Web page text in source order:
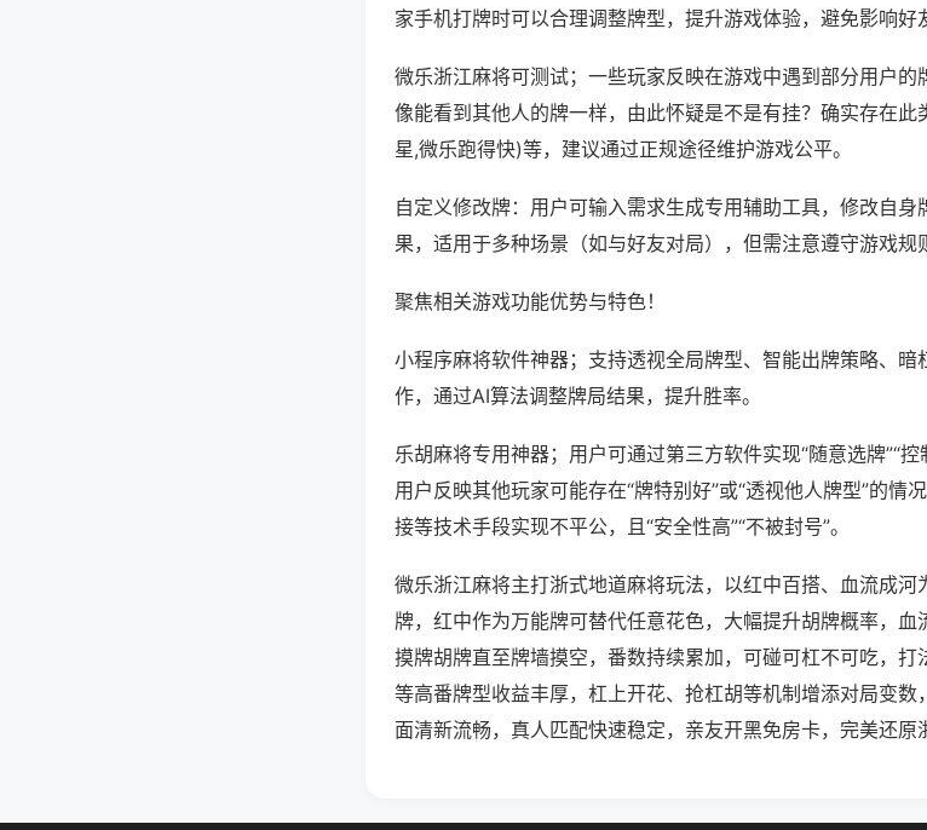
家手机打牌时可以合理调整牌型，提升游戏体验，避免影响好
微乐浙江麻将可测试；一些玩家反映在游戏中遇到部分用户
像能看到其他人的牌一样，由此怀疑是不是有挂？确实存在
星,微乐跑得快)等，建议通过正规途径维护游戏公平。
自定义修改牌：用户可输入需求生成专用辅助工具，修改自身
果，适用于多种场景（如与好友对局），但需注意遵守游戏规
聚焦相关游戏功能优势与特色！
小程序麻将软件神器；支持透视全局牌型、智能出牌策略、
作，通过AI算法调整牌局结果，提升胜率。
乐胡麻将专用神器；用户可通过第三方软件实现“随意选牌”“
用户反映其他玩家可能存在“牌特别好”或“透视他人牌型”的情
接等技术手段实现不平公，且“安全性高”“不被封号”。
微乐浙江麻将主打浙式地道麻将玩法，以红中百搭、血流成
牌，红中作为万能牌可替代任意花色，大幅提升胡牌概率，
摸牌胡牌直至牌墙摸空，番数持续累加，可碰可杠不可吃，
等高番牌型收益丰厚，杠上开花、抢杠胡等机制增添对局变
面清新流畅，真人匹配快速稳定，亲友开黑免房卡，完美还原